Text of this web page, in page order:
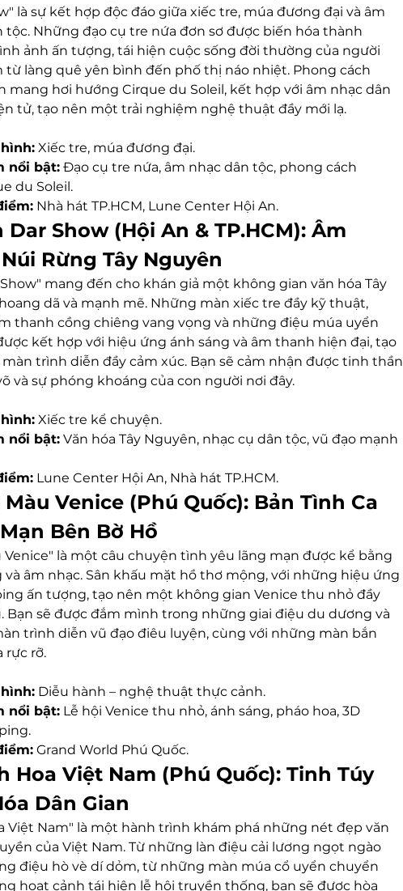
là sự kết hợp độc đáo giữa xiếc tre, múa đương đại và âm
tộc. Những đạo cụ tre nứa đơn sơ được biến hóa thành
ảnh ấn tượng, tái hiện cuộc sống đời thường của người
từ làng quê yên bình đến phố thị náo nhiệt. Phong cách
mang hơi hướng Cirque du Soleil, kết hợp với âm nhạc dân
tử, tạo nên một trải nghiệm nghệ thuật đầy mới lạ.
Xiếc tre, múa đương đại.
nổi bật: Đạo cụ tre nứa, âm nhạc dân tộc, phong cách
du Soleil.
Nhà hát TP.HCM, Lune Center Hội An.
Dar Show (Hội An & TP.HCM): Âm
Rừng Tây Nguyên
Show" mang đến cho khán giả một không gian văn hóa Tây
dã và mạnh mẽ. Những màn xiếc tre đầy kỹ thuật,
thanh cồng chiêng vang vọng và những điệu múa uyển
kết hợp với hiệu ứng ánh sáng và âm thanh hiện đại, tạo
trình diễn đầy cảm xúc. Bạn sẽ cảm nhận được tinh thần
và sự phóng khoáng của con người nơi đây.
Xiếc tre kể chuyện.
nổi bật: Văn hóa Tây Nguyên, nhạc cụ dân tộc, vũ đạo mạnh
Lune Center Hội An, Nhà hát TP.HCM.
Màu Venice (Phú Quốc): Bản Tình Ca
Bên Bờ Hồ
Venice" là một câu chuyện tình yêu lãng mạn được kể bằng
và âm nhạc. Sân khấu mặt hồ thơ mộng, với những hiệu ứng
ấn tượng, tạo nên một không gian Venice thu nhỏ đầy
Bạn sẽ được đắm mình trong những giai điệu du dương và
trình diễn vũ đạo điêu luyện, cùng với những màn bắn
rực rỡ.
Diễu hành – nghệ thuật thực cảnh.
nổi bật: Lễ hội Venice thu nhỏ, ánh sáng, pháo hoa, 3D
Grand World Phú Quốc.
Hoa Việt Nam (Phú Quốc): Tinh Túy
Dân Gian
Việt Nam" là một hành trình khám phá những nét đẹp văn
của Việt Nam. Từ những làn điệu cải lương ngọt ngào
điệu hò vè dí dỏm, từ những màn múa cổ uyển chuyển
hoạt cảnh tái hiện lễ hội truyền thống, bạn sẽ được hòa